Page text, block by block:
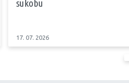
sukobu
17. 07. 2026